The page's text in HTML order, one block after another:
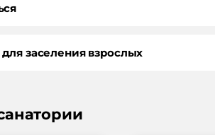
заселения взрослых